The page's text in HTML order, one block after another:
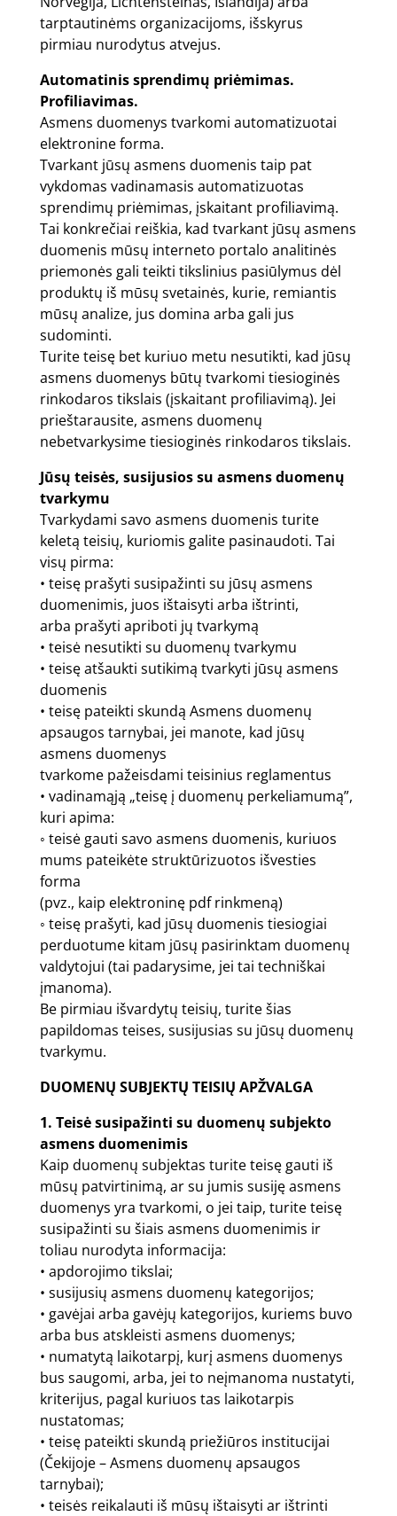
tarptautinėms organizacijoms, išskyrus
pirmiau nurodytus atvejus.
Automatinis sprendimų priėmimas.
Profiliavimas.
Asmens duomenys tvarkomi automatizuotai
elektronine forma.
Tvarkant jūsų asmens duomenis taip pat
vykdomas vadinamasis automatizuotas
sprendimų priėmimas, įskaitant profiliavimą.
Tai konkrečiai reiškia, kad tvarkant jūsų asmens
duomenis mūsų interneto portalo analitinės
priemonės gali teikti tikslinius pasiūlymus dėl
produktų iš mūsų svetainės, kurie, remiantis
mūsų analize, jus domina arba gali jus
sudominti.
Turite teisę bet kuriuo metu nesutikti, kad jūsų
asmens duomenys būtų tvarkomi tiesioginės
rinkodaros tikslais (įskaitant profiliavimą). Jei
prieštarausite, asmens duomenų
nebetvarkysime tiesioginės rinkodaros tikslais.
Jūsų teisės, susijusios su asmens duomenų
tvarkymu
Tvarkydami savo asmens duomenis turite
keletą teisių, kuriomis galite pasinaudoti. Tai
visų pirma:
• teisę prašyti susipažinti su jūsų asmens
duomenimis, juos ištaisyti arba ištrinti,
arba prašyti apriboti jų tvarkymą
• teisė nesutikti su duomenų tvarkymu
• teisę atšaukti sutikimą tvarkyti jūsų asmens
duomenis
• teisę pateikti skundą Asmens duomenų
apsaugos tarnybai, jei manote, kad jūsų
asmens duomenys
tvarkome pažeisdami teisinius reglamentus
• vadinamąją „teisę į duomenų perkeliamumą”,
kuri apima:
◦ teisė gauti savo asmens duomenis, kuriuos
mums pateikėte struktūrizuotos išvesties
forma
(pvz., kaip elektroninę pdf rinkmeną)
◦ teisę prašyti, kad jūsų duomenis tiesiogiai
perduotume kitam jūsų pasirinktam duomenų
valdytojui (tai padarysime, jei tai techniškai
įmanoma).
Be pirmiau išvardytų teisių, turite šias
papildomas teises, susijusias su jūsų duomenų
tvarkymu.
DUOMENŲ SUBJEKTŲ TEISIŲ APŽVALGA
1. Teisė susipažinti su duomenų subjekto
asmens duomenimis
Kaip duomenų subjektas turite teisę gauti iš
mūsų patvirtinimą, ar su jumis susiję asmens
duomenys yra tvarkomi, o jei taip, turite teisę
susipažinti su šiais asmens duomenimis ir
toliau nurodyta informacija:
• apdorojimo tikslai;
• susijusių asmens duomenų kategorijos;
• gavėjai arba gavėjų kategorijos, kuriems buvo
arba bus atskleisti asmens duomenys;
• numatytą laikotarpį, kurį asmens duomenys
bus saugomi, arba, jei to neįmanoma nustatyti,
kriterijus, pagal kuriuos tas laikotarpis
nustatomas;
• teisę pateikti skundą priežiūros institucijai
(Čekijoje – Asmens duomenų apsaugos
tarnybai);
• teisės reikalauti iš mūsų ištaisyti ar ištrinti